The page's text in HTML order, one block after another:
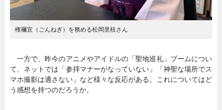
権禰宜（ごんねぎ）を務める松岡里枝さん
一方で、昨今のアニメやアイドルの「聖地巡礼」ブームについ
て、ネットでは「参拝マナーがなっていない」「神聖な場所でス
マホ撮影は適さない」など様々な反応がある。これについてはど
う感想を持つのだろうか。